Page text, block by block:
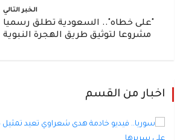
الخبر التالي
"على خطاه".. السعودية تطلق رسميا
مشروعا لتوثيق طريق الهجرة النبوية
اخبار من القسم